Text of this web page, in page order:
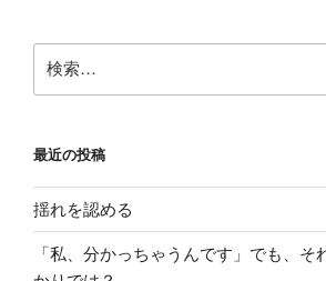
ン
索:
最近の投稿
揺れを認める
「私、分かっちゃうんです」でも、そ